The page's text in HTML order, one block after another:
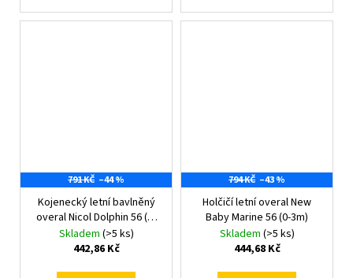
791 KČ –44 %
Kojenecký letní bavlněný
overal Nicol Dolphin 56 (0-
3m)
Skladem (>5 ks)
442,86 Kč
794 KČ –43 %
Holčičí letní overal New
Baby Marine 56 (0-3m)
Skladem (>5 ks)
444,68 Kč